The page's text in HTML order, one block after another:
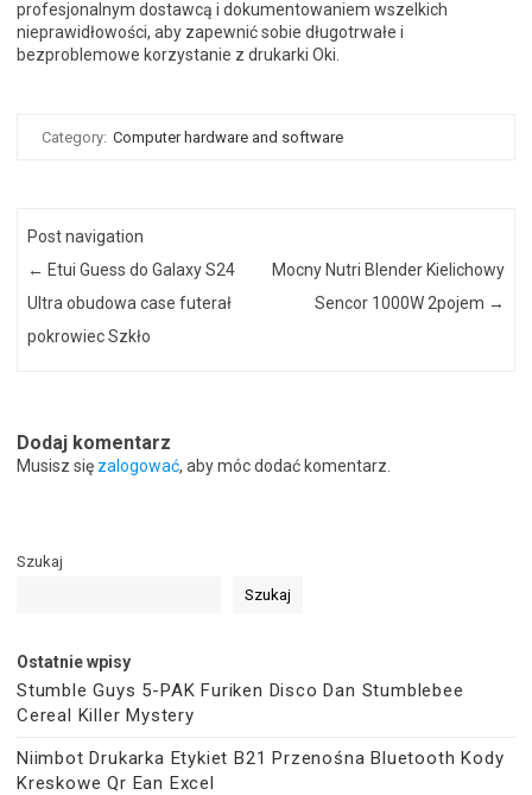
profesjonalnym dostawcą i dokumentowaniem wszelkich
nieprawidłowości, aby zapewnić sobie długotrwałe i
bezproblemowe korzystanie z drukarki Oki.
Category: Computer hardware and software
Post navigation
← Etui Guess do Galaxy S24
Ultra obudowa case futerał
pokrowiec Szkło
Mocny Nutri Blender Kielichowy
Sencor 1000W 2pojem →
Dodaj komentarz
Musisz się zalogować, aby móc dodać komentarz.
Szukaj
Szukaj
Ostatnie wpisy
Stumble Guys 5-PAK Furiken Disco Dan Stumblebee
Cereal Killer Mystery
Niimbot Drukarka Etykiet B21 Przenośna Bluetooth Kody
Kreskowe Qr Ean Excel